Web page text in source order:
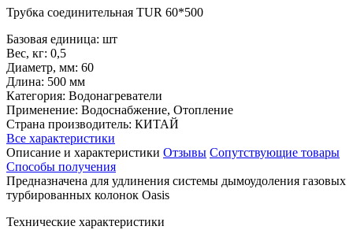
Трубка соединительная TUR 60*500
Базовая единица: шт
Вес, кг: 0,5
Диаметр, мм: 60
Длина: 500 мм
Категория: Водонагреватели
Применение: Водоснабжение, Отопление
Страна производитель: КИТАЙ
Все характеристики
Описание и характеристики Отзывы Сопутствующие товары
Способы получения
Предназначена для удлинения системы дымоудоления газовых
турбированных колонок Oasis
Технические характеристики